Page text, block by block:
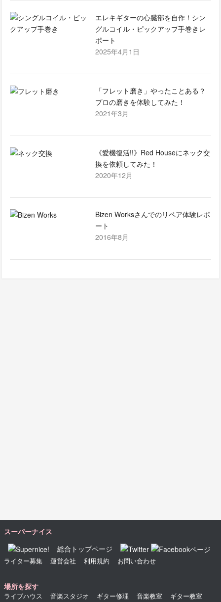
エレキギターの心臓部を自作！シン
グルコイル・ピックアップ手巻きレ
ポート
2025年4月1日
「フレット磨き」やったことある？
プロの磨きを体験してみた！
2021年3月
《愛機復活!!》Red Houseにネック交
換を依頼してみた！
2020年12月
Bizen Worksさんでのリペア体験レポ
ート
2016年8月
スーパーナイス
総合トップページ
ライター募集 運営会社 利用規約 お問い合わせ
場所を探す
ライブハウス 音楽スタジオ ギター修理 音楽教室 ギター教室